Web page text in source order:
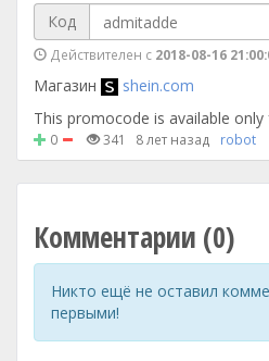
Код
Действителен с 2018-08-16
Магазин
shein.com
This promocode is available
0 341 8 лет назад robot
Комментарии (0)
Никто ещё не оставил
первыми!